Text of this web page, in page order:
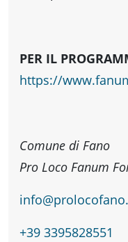
Fano
PER IL
https://
Comune di Fano
Pro Loco Fanum
+39 3395828551